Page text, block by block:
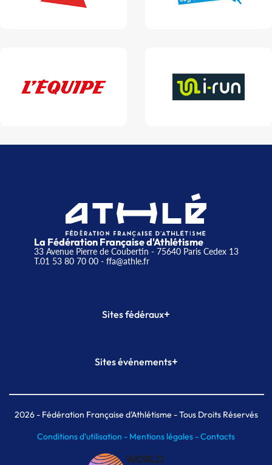
La Fédération Française d'Athlétisme
33 Avenue Pierre de Coubertin - 75640 Paris Cedex 13
T.01 53 80 70 00- ffa@athle.fr
Sites fédéraux+
Plateforme Formation
Sites événements+
Meeting de Paris indoor
MAIF Ekiden de Paris
2026- Fédération Française d'Athlétisme - Tous Droits Réservés
Conditions d'utilisation - Mentions légales -Contacts